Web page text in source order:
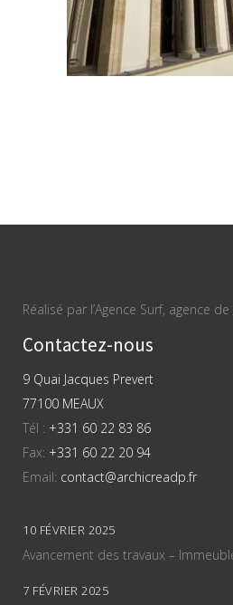
Réalisé par l’Agence Surf, agence
Contactez-nous
9 Quai Jacques Prevert
77100 MEAUX
Tél : +331 60 22 83 86
Fax: +331 60 22 20 94
Email: contact@archicreadp.fr
10 FÉVRIER 2025
Avancement des travaux –
7 FÉVRIER 2025